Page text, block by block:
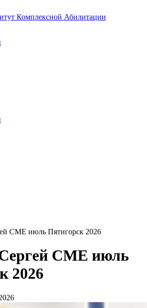
Комплексной Абилитации
СМЕ июль Пятигорск 2026
СМЕ июль
2026